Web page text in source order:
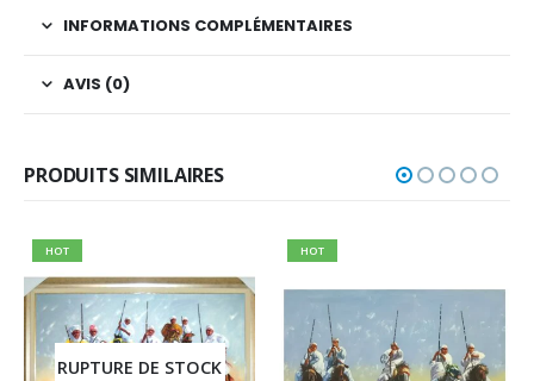
INFORMATIONS COMPLÉMENTAIRES
AVIS (0)
PRODUITS SIMILAIRES
HOT
RUPTURE DE STOCK
HOT